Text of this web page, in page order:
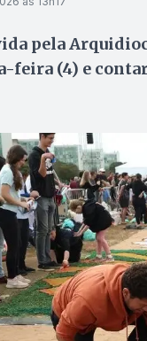
pela
feira (4) e